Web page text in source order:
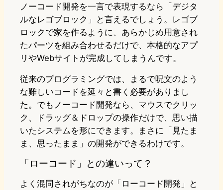
ノーコード開発を一言で表現するなら「デジタ
ルなレゴブロック」と言えるでしょう。レゴブ
ロックで家を作るように、あらかじめ用意され
たパーツを組み合わせるだけで、本格的なアプ
リやWebサイトが完成してしまうんです。
従来のプログラミングでは、まるで呪文のよう
な難しいコードを延々と書く必要がありまし
た。でもノーコード開発なら、マウスでクリッ
ク、ドラッグ＆ドロップの操作だけで、思い描
いたシステムを形にできます。まさに「見たま
ま、思ったまま」の開発ができるわけです。
「ローコード」との違いって？
よく混同されがちなのが「ローコード開発」と